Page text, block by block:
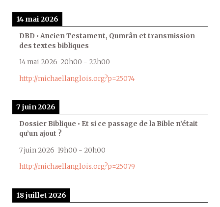
14 mai 2026
DBD • Ancien Testament, Qumrân et transmission
des textes bibliques
14 mai 2026 20h00 - 22h00
http://michaellanglois.org?p=25074
7 juin 2026
Dossier Biblique • Et si ce passage de la Bible n’était
qu’un ajout ?
7 juin 2026 19h00 - 20h00
http://michaellanglois.org?p=25079
18 juillet 2026